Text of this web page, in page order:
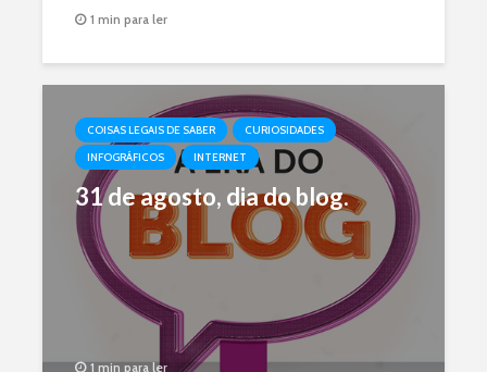
1 min para ler
COISAS LEGAIS DE SABER
CURIOSIDADES
INFOGRÁFICOS
INTERNET
31 de agosto, dia do blog.
1 min para ler